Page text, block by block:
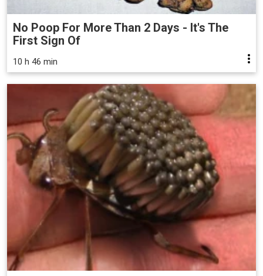
No Poop For More Than 2 Days - It's The
First Sign Of
10 h 46 min